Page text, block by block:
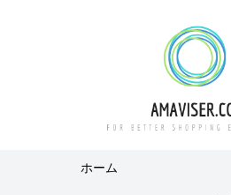
ホーム